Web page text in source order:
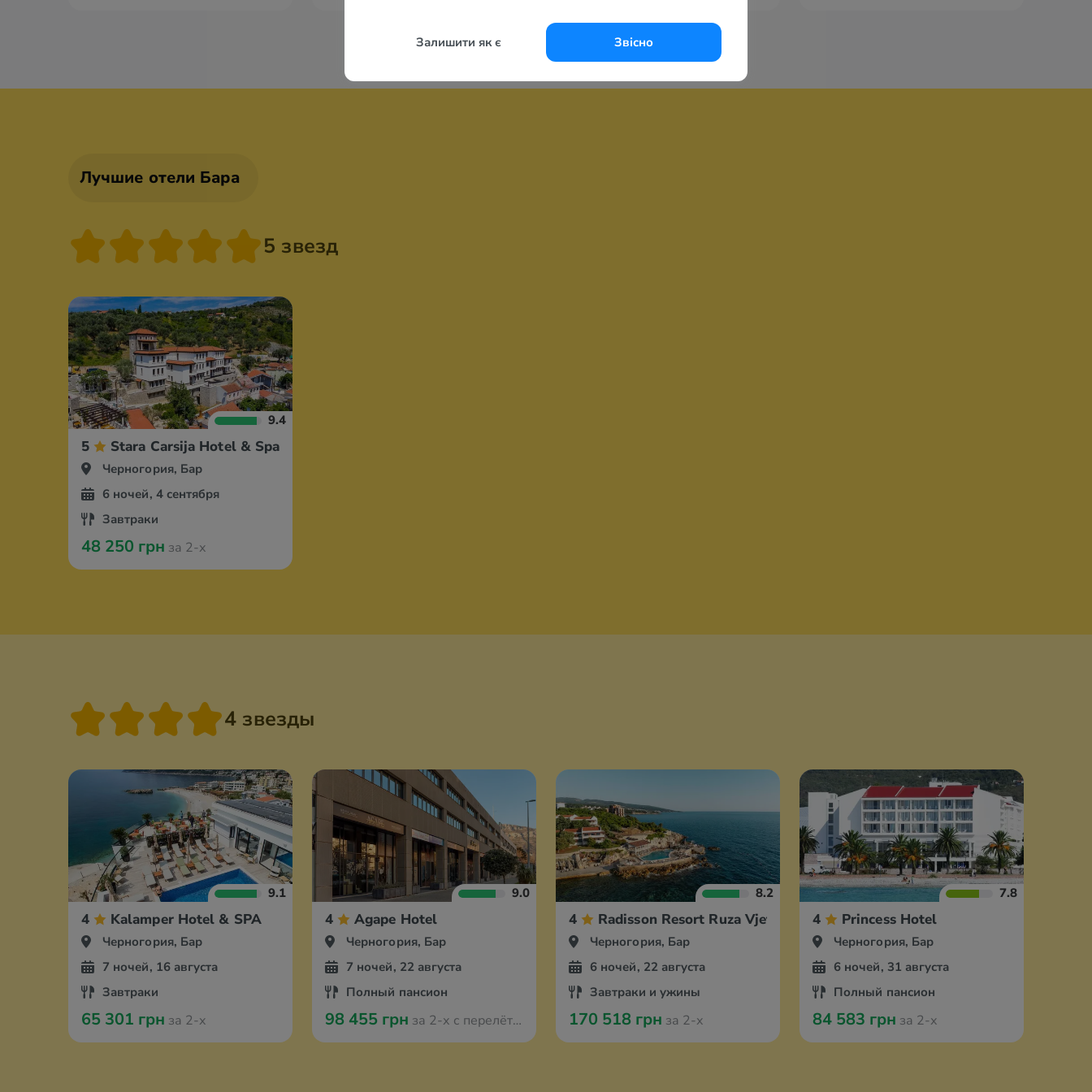
Залишити як є Звісно
Лучшие отели Бара
5 звезд
9.4
5 Stara Carsija Hotel & Spa
Черногория, Бар
6 ночей, 4 сентября
Завтраки
48 250 грн за 2-х
4 звезды
9.1
4 Kalamper Hotel & SPA
Черногория, Бар
7 ночей, 16 августа
Завтраки
65 301 грн за 2-х
9.0
4 Agape Hotel
Черногория, Бар
7 ночей, 22 августа
Полный пансион
98 455 грн за 2-х с перелётом из Варшавы
8.2
4 Radisson Resort Ruza Vjetrova
Черногория, Бар
6 ночей, 22 августа
Завтраки и ужины
170 518 грн за 2-х
7.8
4 Princess Hotel
Черногория, Бар
6 ночей, 31 августа
Полный пансион
84 583 грн за 2-х